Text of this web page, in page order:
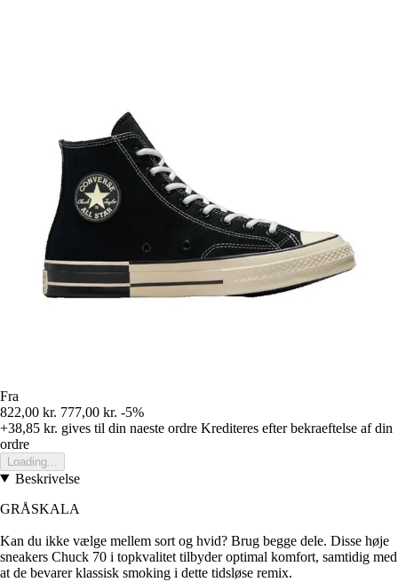
Fra
822,00 kr. 777,00 kr. -5%
+38,85 kr. gives til din naeste ordre Krediteres efter bekraeftelse af din
ordre
Loading...
Beskrivelse
GRÅSKALA
Kan du ikke vælge mellem sort og hvid? Brug begge dele. Disse høje
sneakers Chuck 70 i topkvalitet tilbyder optimal komfort, samtidig med
at de bevarer klassisk smoking i dette tidsløse remix.